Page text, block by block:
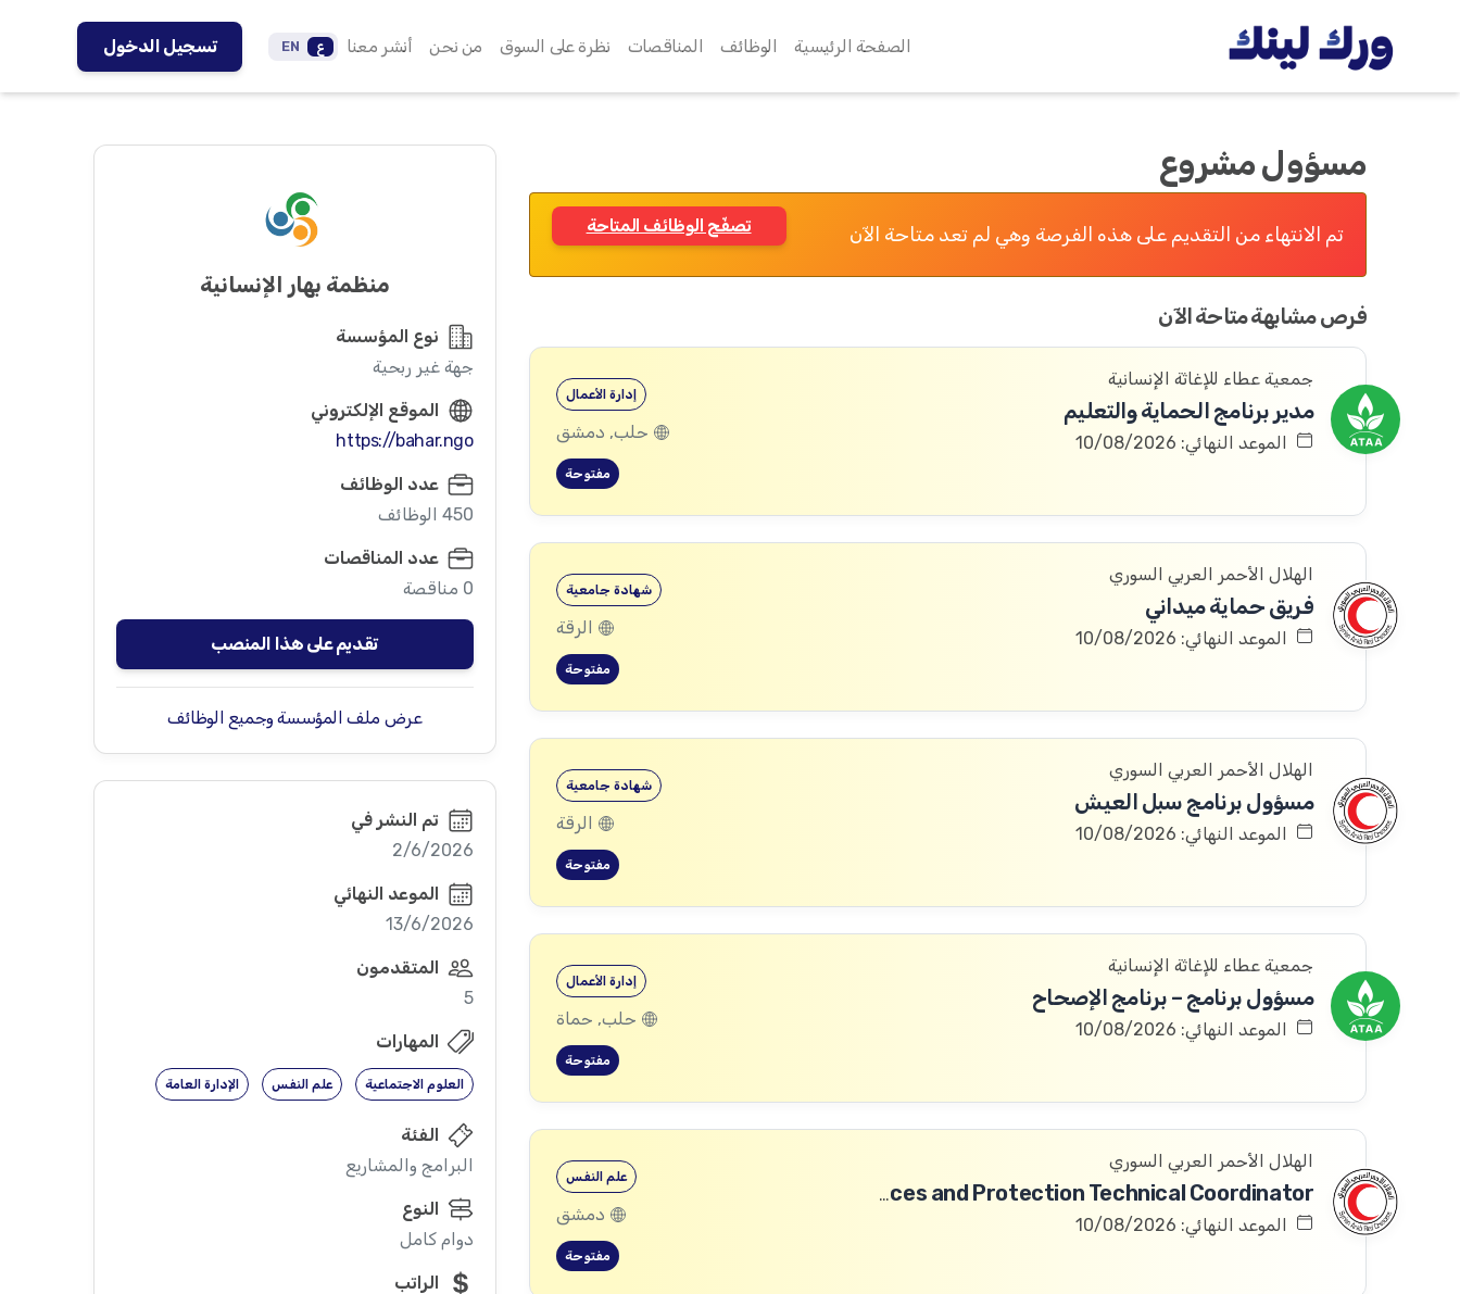
الصفحة الرئيسية الوظائف المناقصات نظرة على السوق من نحن أنشر معنا ع EN تسجيل الدخول
مسؤول مشروع
تم الانتهاء من التقديم على هذه الفرصة وهي لم تعد متاحة الآن تصفّح الوظائف المتاحة
فرص مشابهة متاحة الآن
جمعية عطاء للإغاثة الإنسانية
مدير برنامج الحماية والتعليم
الموعد النهائي: 10/08/2026
إدارة الأعمال
حلب, دمشق
مفتوحة
الهلال الأحمر العربي السوري
فريق حماية ميداني
الموعد النهائي: 10/08/2026
شهادة جامعية
الرقة
مفتوحة
الهلال الأحمر العربي السوري
مسؤول برنامج سبل العيش
الموعد النهائي: 10/08/2026
شهادة جامعية
الرقة
مفتوحة
جمعية عطاء للإغاثة الإنسانية
مسؤول برنامج – برنامج الإصحاح
الموعد النهائي: 10/08/2026
إدارة الأعمال
حلب, حماة
مفتوحة
الهلال الأحمر العربي السوري
Community Services and Protection Technical Coordinator
الموعد النهائي: 10/08/2026
علم النفس
دمشق
مفتوحة
منظمة بهار الإنسانية
نوع المؤسسة
جهة غير ربحية
الموقع الإلكتروني
https://bahar.ngo
عدد الوظائف
450 الوظائف
عدد المناقصات
0 مناقصة
تقديم على هذا المنصب
عرض ملف المؤسسة وجميع الوظائف
تم النشر في
2/6/2026
الموعد النهائي
13/6/2026
المتقدمون
5
المهارات
العلوم الاجتماعية علم النفس الإدارة العامة
الفئة
البرامج والمشاريع
النوع
دوام كامل
الراتب